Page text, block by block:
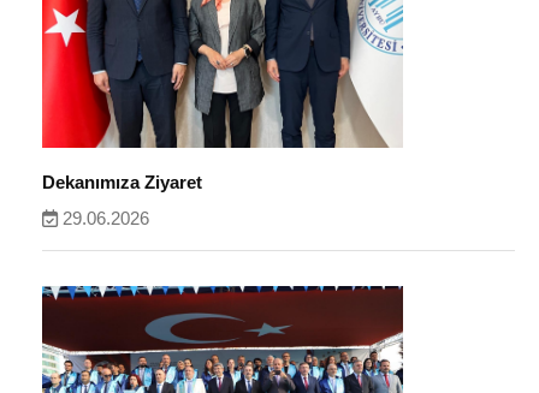
Dekanımıza Ziyaret
29.06.2026